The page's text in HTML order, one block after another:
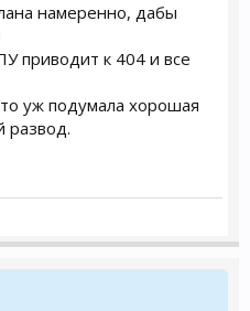
намеренно, дабы
приводит к 404 и все
уж подумала хорошая
развод.